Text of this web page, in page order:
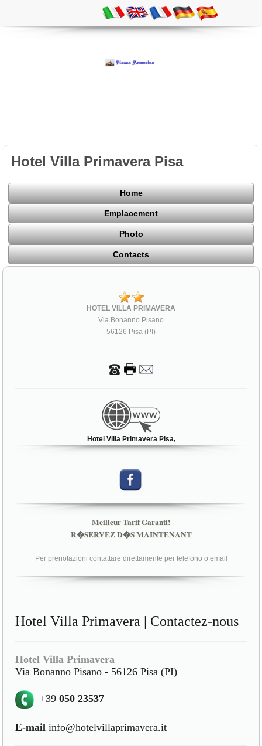
Hotel Villa Primavera Pisa
Home
Emplacement
Photo
Contacts
HOTEL VILLA PRIMAVERA
Via Bonanno Pisano
56126 Pisa (PI)
Hotel Villa Primavera Pisa,
Meilleur Tarif Garanti!
R�SERVEZ D�S MAINTENANT
Per prenotazioni contattare direttamente per telefono o email
Hotel Villa Primavera | Contactez-nous
Hotel Villa Primavera
Via Bonanno Pisano - 56126 Pisa (PI)
+39050 23537
E-mail info@hotelvillaprimavera.it